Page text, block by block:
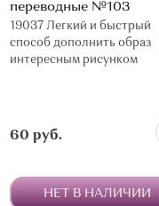
переводные №103
19037 Легкий и быстрый
способ дополнить образ
интересным рисунком
60 руб.
НЕТ В НАЛИЧИИ